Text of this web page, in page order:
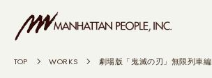
TOP > WORKS > 劇場版「鬼滅の刃」無限列車編